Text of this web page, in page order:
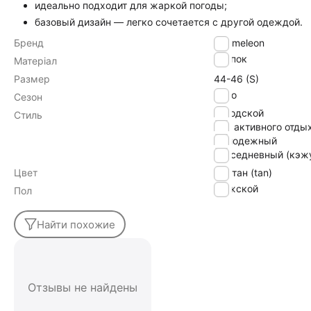
идеально подходит для жаркой погоды;
базовый дизайн — легко сочетается с другой одеждой.
Бренд
Chameleon
Матеріал
хлопок
Размер
44-46 (S)
Сезон
Лето
Стиль
городской
для активного
молодежный
повседневный
Цвет
тан (tan)
Пол
Мужской
Найти похожие
Отзывы не найдены